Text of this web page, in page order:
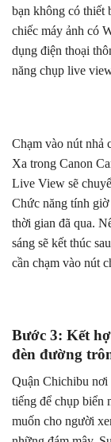
bạn không có thiết
chiếc máy ảnh có
dụng điện thoại
năng chụp live
Chạm vào nút nhả
Xa trong Canon
Live View sẽ
Chức năng tính
thời gian đã qua.
sáng sẽ kết thúc
cần chạm vào nút
Bước 3: Kết
đèn đường
Quận Chichibu nơi
tiếng để chụp biển
muốn cho người